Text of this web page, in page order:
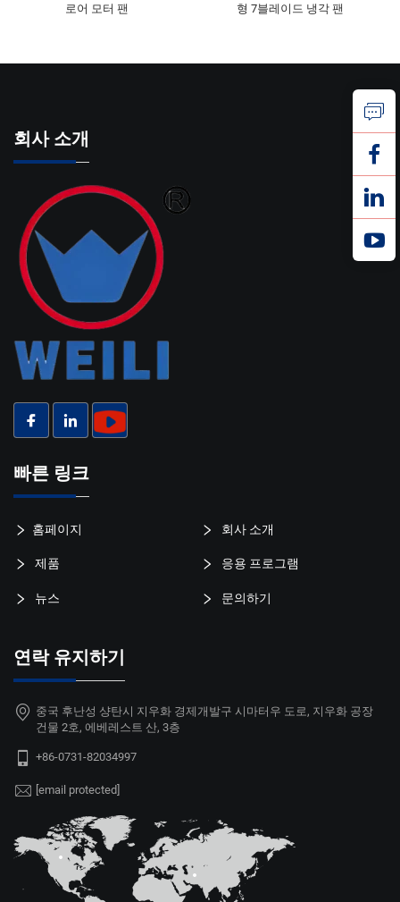
로어 모터 팬
형 7블레이드 냉각 팬
회사 소개
빠른 링크
홈페이지 회사 소개
제품 응용 프로그램
뉴스 문의하기
연락 유지하기
중국 후난성 샹탄시 지우화 경제개발구 시마터우 도로, 지우화 공장
건물 2호, 에베레스트 산, 3층
+86-0731-82034997
[email protected]